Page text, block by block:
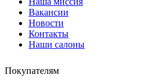
Вакансии
Новости
Контакты
Наши салоны
Покупателям